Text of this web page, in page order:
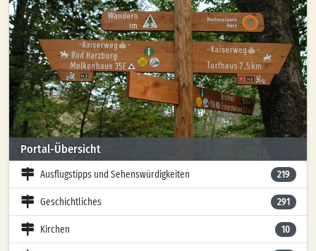
Portal-Übersicht
Ausflugstipps und Sehenswürdigkeiten 219
Geschichtliches 291
Kirchen 10